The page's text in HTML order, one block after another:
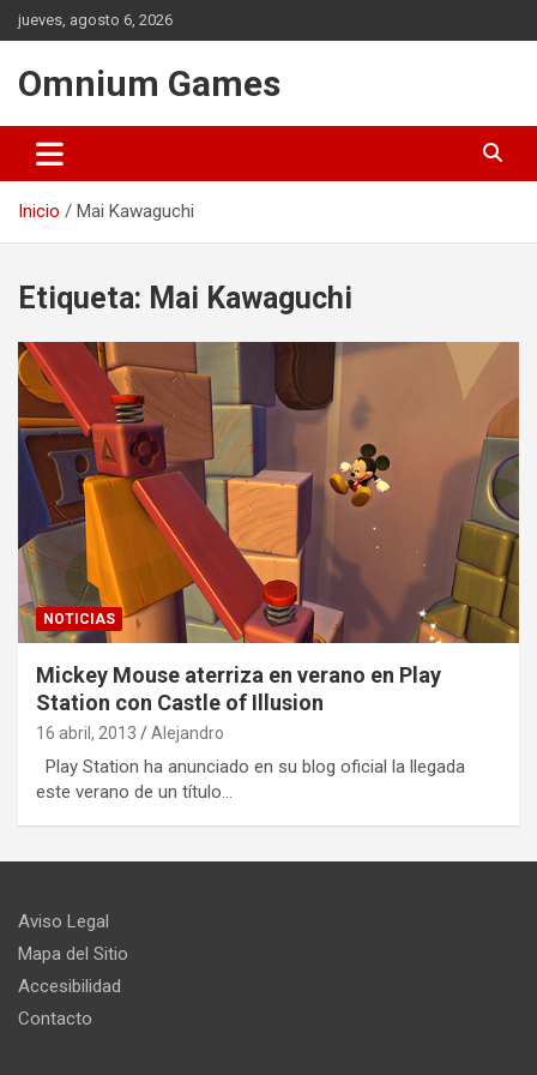
Saltar
al
jueves, agosto 6, 2026
Omnium Games
Inicio Mai Kawaguchi
Etiqueta: Mai Kawaguchi
NOTICIAS
Mickey Mouse aterriza en verano en Play
Station con Castle of Illusion
16 abril, 2013 Alejandro
Play Station ha anunciado en su blog oficial la llegada
este verano de un título…
Aviso Legal
Mapa del Sitio
Accesibilidad
Contacto